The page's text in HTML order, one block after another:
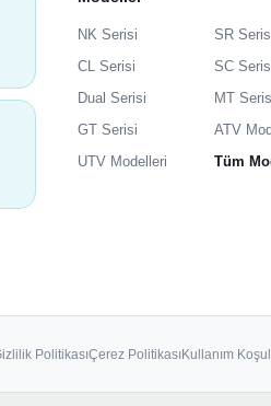
NK Serisi
SR
CL Serisi
SC
Dual Serisi
MT
GT Serisi
ATV
UTV Modelleri
Tüm
PolitikasıÇerez PolitikasıKullanım